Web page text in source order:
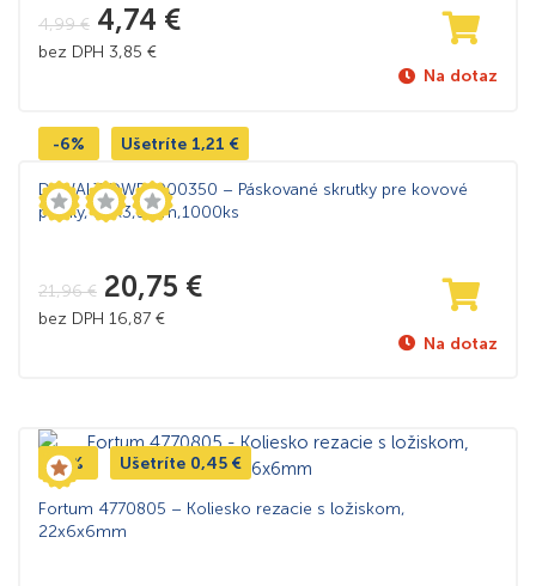
4,99€ 4,74 €
bez DPH 3,85 €
Na dotaz
-6% Ušetríte 1,21 €
DeWALT DWF4000350 – Páskované skrutky pre kovové
profily, 35×3,5mm,1000ks
21,96€ 20,75 €
bez DPH 16,87 €
Na dotaz
-5% Ušetríte 0,45 €
Fortum 4770805 – Koliesko rezacie s ložiskom,
22x6x6mm